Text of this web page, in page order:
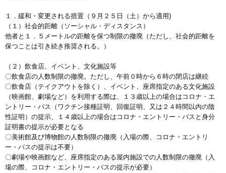
１．緩和・変更される措置（９月２５日（土）から適用)
（１）社会的距離（ソーシャル・ディスタンス）
他者と１．５メートルの距離を保つ制限の撤廃（ただし、社会的距離を
保つことは引き続き推奨される。）
（２）飲食店、イベント、文化施設等
〇飲食店の人数制限の撤廃。ただし、午前０時から６時の閉店は継続
〇飲食店（テイクアウトを除く）、イベント、座席指定のある文化施設
（映画館、劇場など）を利用する際は、１３歳以上の場合はコロナ・エ
ントリー・パス（ワクチン接種証明、回復証明、又は２４時間以内の陰
性証明）の提示、１４歳以上の場合はコロナ・エントリー・パスと身分
証明書の提示が必要となる
〇美術館及び博物館の人数制限の撤廃（入場の際、コロナ・エントリ
ー・パスの提示は不要）
〇劇場や映画館など、座席指定のある屋内施設での人数制限の撤廃（入
場の際、コロナ・エントリー・パスの提示が必要）